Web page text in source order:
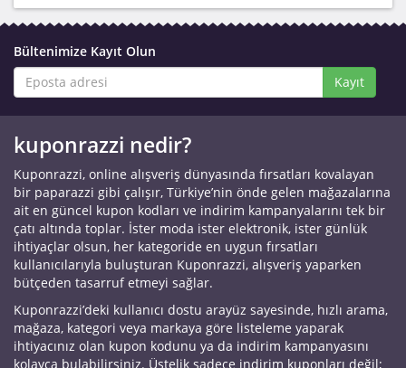
Bültenimize Kayıt Olun
Kayıt
kuponrazzi nedir?
Kuponrazzi, online alışveriş dünyasında fırsatları kovalayan
bir paparazzi gibi çalışır, Türkiye’nin önde gelen mağazalarına
ait en güncel kupon kodları ve indirim kampanyalarını tek bir
çatı altında toplar. İster moda ister elektronik, ister günlük
ihtiyaçlar olsun, her kategoride en uygun fırsatları
kullanıcılarıyla buluşturan Kuponrazzi, alışveriş yaparken
bütçeden tasarruf etmeyi sağlar.
Kuponrazzi’deki kullanıcı dostu arayüz sayesinde, hızlı arama,
mağaza, kategori veya markaya göre listeleme yaparak
ihtiyacınız olan kupon kodunu ya da indirim kampanyasını
kolayca bulabilirsiniz. Üstelik sadece indirim kuponları değil;